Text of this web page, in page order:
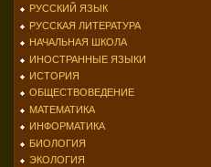
РУССКИЙ ЯЗЫК
РУССКАЯ ЛИТЕРАТУРА
НАЧАЛЬНАЯ ШКОЛА
ИНОСТРАННЫЕ ЯЗЫКИ
ИСТОРИЯ
ОБЩЕСТВОВЕДЕНИЕ
МАТЕМАТИКА
ИНФОРМАТИКА
БИОЛОГИЯ
ЭКОЛОГИЯ